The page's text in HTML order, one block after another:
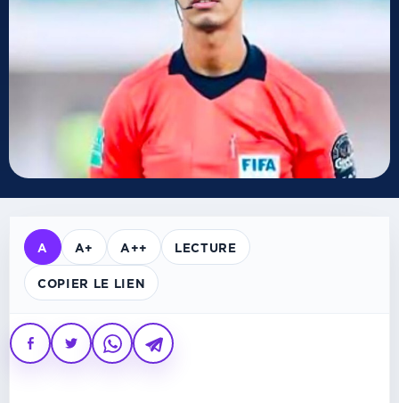
A A+ A++ LECTURE
COPIER LE LIEN